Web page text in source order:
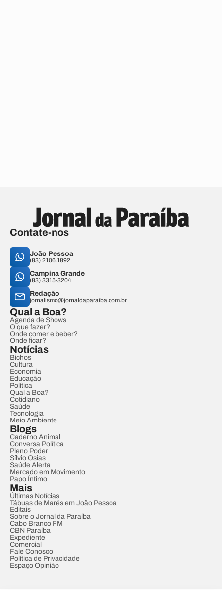
Contate-nos
João Pessoa
(83) 2106.1892
Campina Grande
(83) 3315-3204
Redação
jornalismo@jornaldaparaiba.com.br
Qual a Boa?
Agenda de Shows
O que fazer?
Onde comer e beber?
Onde ficar?
Notícias
Bichos
Cultura
Economia
Educação
Política
Qual a Boa?
Cotidiano
Saúde
Tecnologia
Meio Ambiente
Blogs
Caderno Animal
Conversa Política
Pleno Poder
Sílvio Osias
Saúde Alerta
Mercado em Movimento
Papo Íntimo
Mais
Últimas Notícias
Tábuas de Marés em João Pessoa
Editais
Sobre o Jornal da Paraíba
Cabo Branco FM
CBN Paraíba
Expediente
Comercial
Fale Conosco
Política de Privacidade
Espaço Opinião